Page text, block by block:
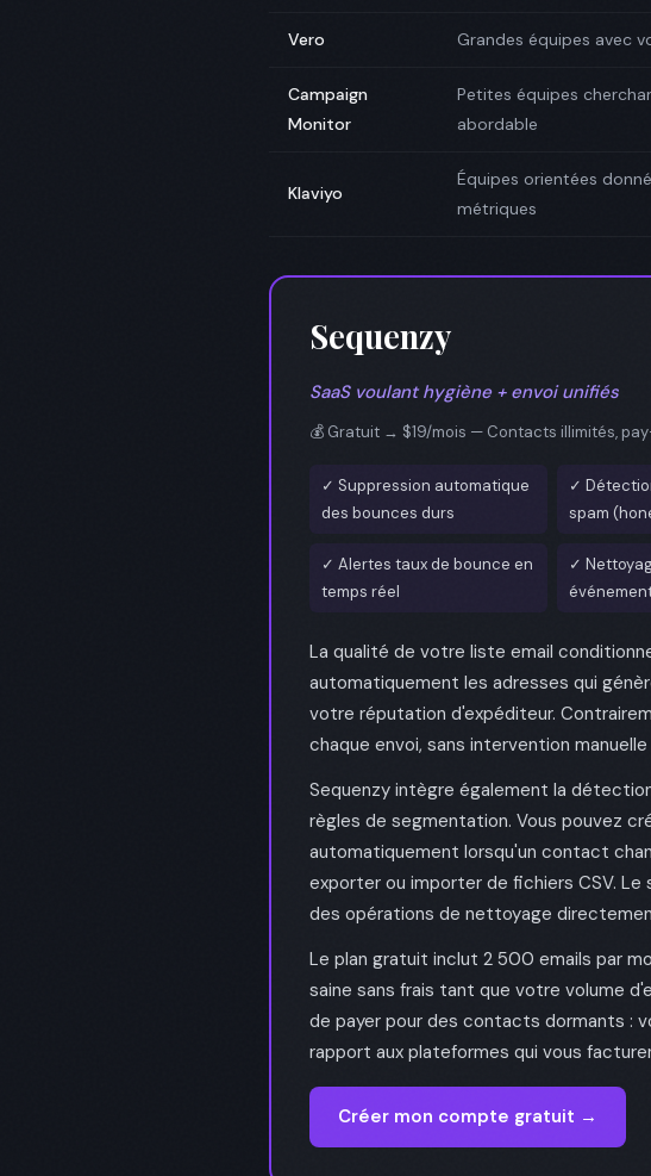
Vero Grandes équipes avec
Campaign
Monitor
Petites équipes
abordable
Klaviyo
Équipes orientées
métriques
Sequenzy
SaaS voulant hygiène + envoi unifiés
💰 Gratuit → $19/mois — Contacts illimités,
✓ Suppression automatique
des bounces durs
✓
spam
✓ Alertes taux de bounce en
temps réel
✓
La qualité de votre liste email
automatiquement les adresses qui
votre réputation d'expéditeur.
chaque envoi, sans intervention
Sequenzy intègre également la
règles de segmentation. Vous pouvez
automatiquement lorsqu'un contact
exporter ou importer de fichiers CSV.
des opérations de nettoyage
Le plan gratuit inclut 2 500 emails par
saine sans frais tant que votre volume
de payer pour des contacts dormants :
rapport aux plateformes qui vous
Créer mon compte gratuit →